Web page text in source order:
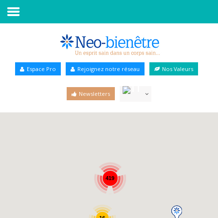
Annuaire Bien-être
Espace Pro Rejoignez notre réseau Nos Valeurs
Newsletters
419